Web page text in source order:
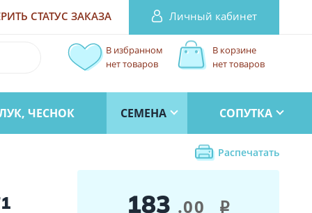
СТАТУС ЗАКАЗА Личный кабинет
В корзине
нет товаров
В избранном
нет товаров
ЧЕСНОК СЕМЕНА СОПУТКА
Распечатать
183 .00 i